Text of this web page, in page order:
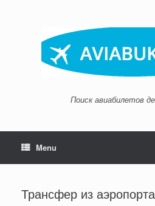
Поиск авиабилетов
Menu
Трансфер из